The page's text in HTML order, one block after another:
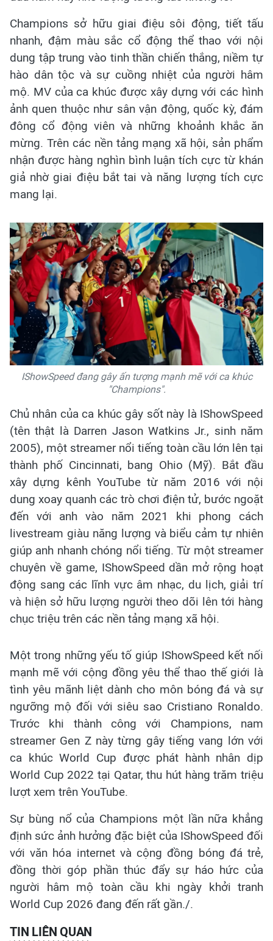
Champions sở hữu giai điệu sôi động, tiết tấu
nhanh, đậm màu sắc cổ động thể thao với nội
dung tập trung vào tinh thần chiến thắng, niềm tự
hào dân tộc và sự cuồng nhiệt của người hâm
mộ. MV của ca khúc được xây dựng với các hình
ảnh quen thuộc như sân vận động, quốc kỳ, đám
đông cổ động viên và những khoảnh khắc ăn
mừng. Trên các nền tảng mạng xã hội, sản phẩm
nhận được hàng nghìn bình luận tích cực từ khán
giả nhờ giai điệu bắt tai và năng lượng tích cực
mang lại.
IShowSpeed đang gây ấn tượng mạnh mẽ với ca khúc
"Champions".
Chủ nhân của ca khúc gây sốt này là IShowSpeed
(tên thật là Darren Jason Watkins Jr., sinh năm
2005), một streamer nổi tiếng toàn cầu lớn lên tại
thành phố Cincinnati, bang Ohio (Mỹ). Bắt đầu
xây dựng kênh YouTube từ năm 2016 với nội
dung xoay quanh các trò chơi điện tử, bước ngoặt
đến với anh vào năm 2021 khi phong cách
livestream giàu năng lượng và biểu cảm tự nhiên
giúp anh nhanh chóng nổi tiếng. Từ một streamer
chuyên về game, IShowSpeed dần mở rộng hoạt
động sang các lĩnh vực âm nhạc, du lịch, giải trí
và hiện sở hữu lượng người theo dõi lên tới hàng
chục triệu trên các nền tảng mạng xã hội.
Một trong những yếu tố giúp IShowSpeed kết nối
mạnh mẽ với cộng đồng yêu thể thao thế giới là
tình yêu mãnh liệt dành cho môn bóng đá và sự
ngưỡng mộ đối với siêu sao Cristiano Ronaldo.
Trước khi thành công với Champions, nam
streamer Gen Z này từng gây tiếng vang lớn với
ca khúc World Cup được phát hành nhân dịp
World Cup 2022 tại Qatar, thu hút hàng trăm triệu
lượt xem trên YouTube.
Sự bùng nổ của Champions một lần nữa khẳng
định sức ảnh hưởng đặc biệt của IShowSpeed đối
với văn hóa internet và cộng đồng bóng đá trẻ,
đồng thời góp phần thúc đẩy sự háo hức của
người hâm mộ toàn cầu khi ngày khởi tranh
World Cup 2026 đang đến rất gần./.
TIN LIÊN QUAN